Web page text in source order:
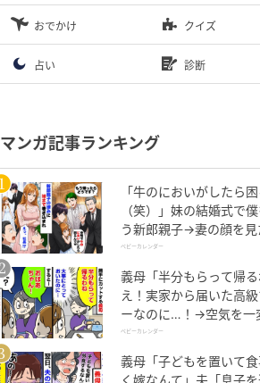
おでかけ クイズ
占い 診断
マンガ記事ランキング
「牛のにおいがしたら困
（笑）」妹の結婚式で
う新郎親子→妻の顔を見
が絶句したワケ
ベビーカレンダー
義母「半分もらって帰る
え！実家から届いた高
ーなのに…！→空気を一
た4歳娘の痛快な一言とは
ベビーカレンダー
義母「子どもを置いて
く嫁なんて」夫「息子